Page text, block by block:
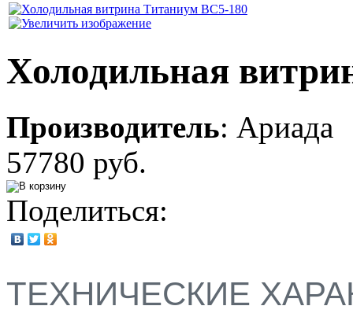
Холодильная
Производитель: Ариада
57780 руб.
Поделиться:
ТЕХНИЧЕСКИЕ